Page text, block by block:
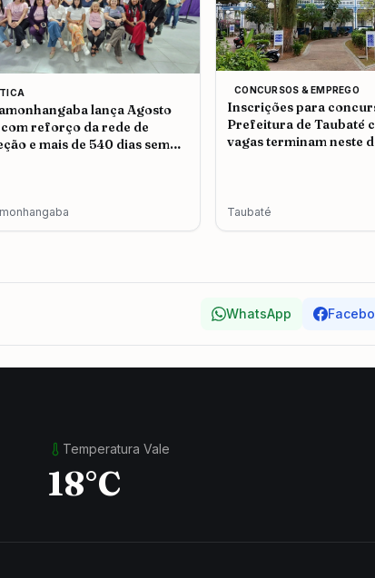
lança Agosto
reforço da rede de
e mais de 540 dias sem
CONCURSOS & EMPREGO
Inscrições para
Prefeitura de Taubaté
vagas terminam neste
Taubaté
WhatsApp
Temperatura Vale
18°C